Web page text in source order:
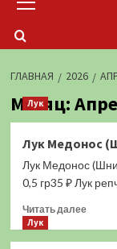
меню
ГЛАВНАЯ 2026
Месяц:
Лук
Лук Медонос
Лук Медонос
0,5 гр35 ₽ Лук
Читать далее
Лук